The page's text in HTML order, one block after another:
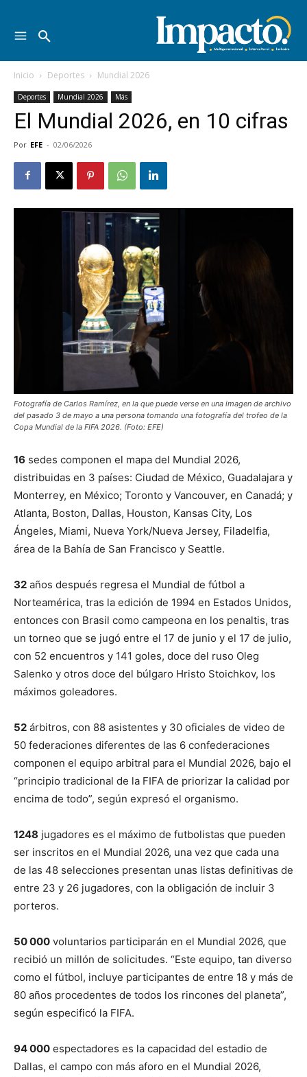
Inicio Deportes Mundial 2026
Deportes Mundial 2026 Más
El Mundial 2026, en 10 cifras
Por EFE - 02/06/2026
Fotografía de Carlos Ramírez, en la que puede verse en una imagen de archivo
del pasado 3 de mayo a una persona tomando una fotografía del trofeo de la
Copa Mundial de la FIFA 2026. (Foto: EFE)
16 sedes componen el mapa del Mundial 2026,
distribuidas en 3 países: Ciudad de México, Guadalajara y
Monterrey, en México; Toronto y Vancouver, en Canadá; y
Atlanta, Boston, Dallas, Houston, Kansas City, Los
Ángeles, Miami, Nueva York/Nueva Jersey, Filadelfia,
área de la Bahía de San Francisco y Seattle.
32 años después regresa el Mundial de fútbol a
Norteamérica, tras la edición de 1994 en Estados Unidos,
entonces con Brasil como campeona en los penaltis, tras
un torneo que se jugó entre el 17 de junio y el 17 de julio,
con 52 encuentros y 141 goles, doce del ruso Oleg
Salenko y otros doce del búlgaro Hristo Stoichkov, los
máximos goleadores.
52 árbitros, con 88 asistentes y 30 oficiales de video de
50 federaciones diferentes de las 6 confederaciones
componen el equipo arbitral para el Mundial 2026, bajo el
“principio tradicional de la FIFA de priorizar la calidad por
encima de todo”, según expresó el organismo.
1248 jugadores es el máximo de futbolistas que pueden
ser inscritos en el Mundial 2026, una vez que cada una
de las 48 selecciones presentan unas listas definitivas de
entre 23 y 26 jugadores, con la obligación de incluir 3
porteros.
50 000 voluntarios participarán en el Mundial 2026, que
recibió un millón de solicitudes. “Este equipo, tan diverso
como el fútbol, incluye participantes de entre 18 y más de
80 años procedentes de todos los rincones del planeta”,
según especificó la FIFA.
94 000 espectadores es la capacidad del estadio de
Dallas, el campo con más aforo en el Mundial 2026,